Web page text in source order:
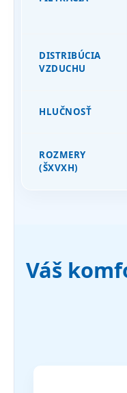
DISTRIBÚCIA
VZDUCHU
HLUČNOSŤ
ROZMERY
(ŠXVXH)
Váš